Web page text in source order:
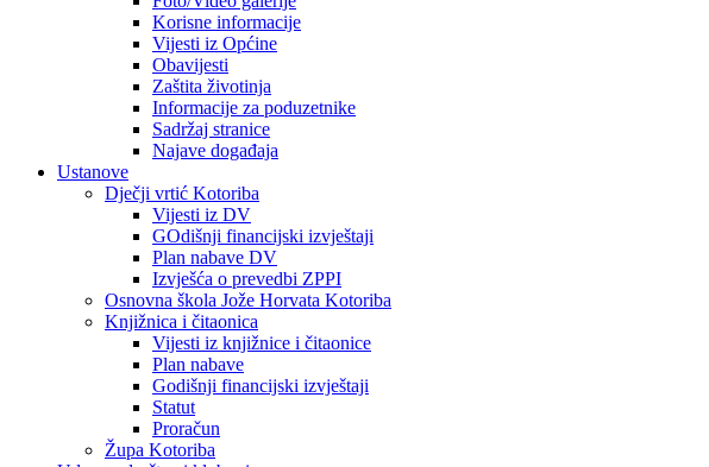
Korisne informacije
Vijesti iz Općine
Obavijesti
Zaštita životinja
Informacije za poduzetnike
Sadržaj stranice
Najave događaja
Ustanove
Dječji vrtić Kotoriba
Vijesti iz DV
GOdišnji financijski izvještaji
Plan nabave DV
Izvješća o prevedbi ZPPI
Osnovna škola Jože Horvata Kotoriba
Knjižnica i čitaonica
Vijesti iz knjižnice i čitaonice
Plan nabave
Godišnji financijski izvještaji
Statut
Proračun
Župa Kotoriba